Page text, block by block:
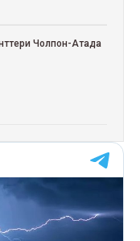
Чолпон-Атада